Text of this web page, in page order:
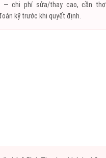
— chi phí sửa/thay cao, cần thợ
kỹ trước khi quyết định.